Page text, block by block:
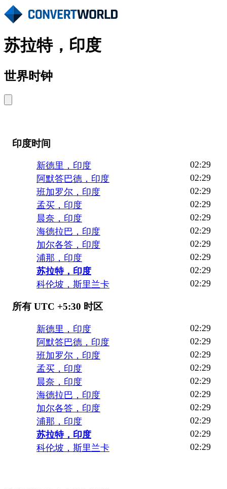
苏拉特，印度
世界时钟
印度时间
新德里，印度
02:29
阿默答巴德，印度
02:29
班加罗尔，印度
02:29
孟买，印度
02:29
晨奈，印度
02:29
海德拉巴，印度
02:29
加尔各答，印度
02:29
浦那，印度
02:29
苏拉特，印度
02:29
科伦坡，斯里兰卡
02:29
所有 UTC +5:30 时区
新德里，印度
02:29
阿默答巴德，印度
02:29
班加罗尔，印度
02:29
孟买，印度
02:29
晨奈，印度
02:29
海德拉巴，印度
02:29
加尔各答，印度
02:29
浦那，印度
02:29
苏拉特，印度
02:29
科伦坡，斯里兰卡
02:29